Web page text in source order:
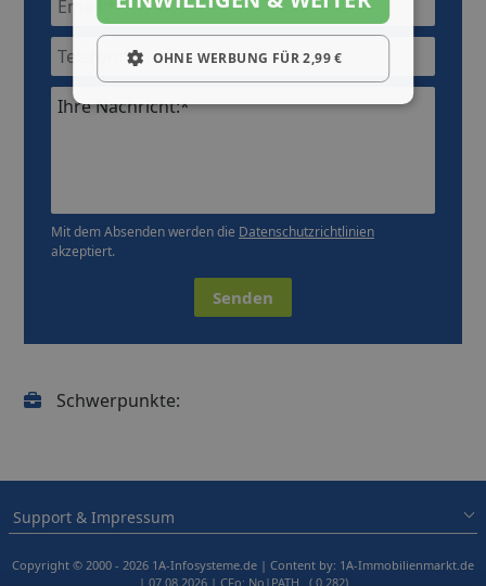
Ihre Nachricht:*
Mit dem Absenden werden die Datenschutzrichtlinien
akzeptiert.
Senden
Schwerpunkte:
Support & Impressum
Copyright © 2000 - 2026 1A-Infosysteme.de | Content by: 1A-Immobilienmarkt.de
| 07.08.2026 | CFo: No|PATH ( 0.282)
OHNE WERBUNG FÜR 2,99 €